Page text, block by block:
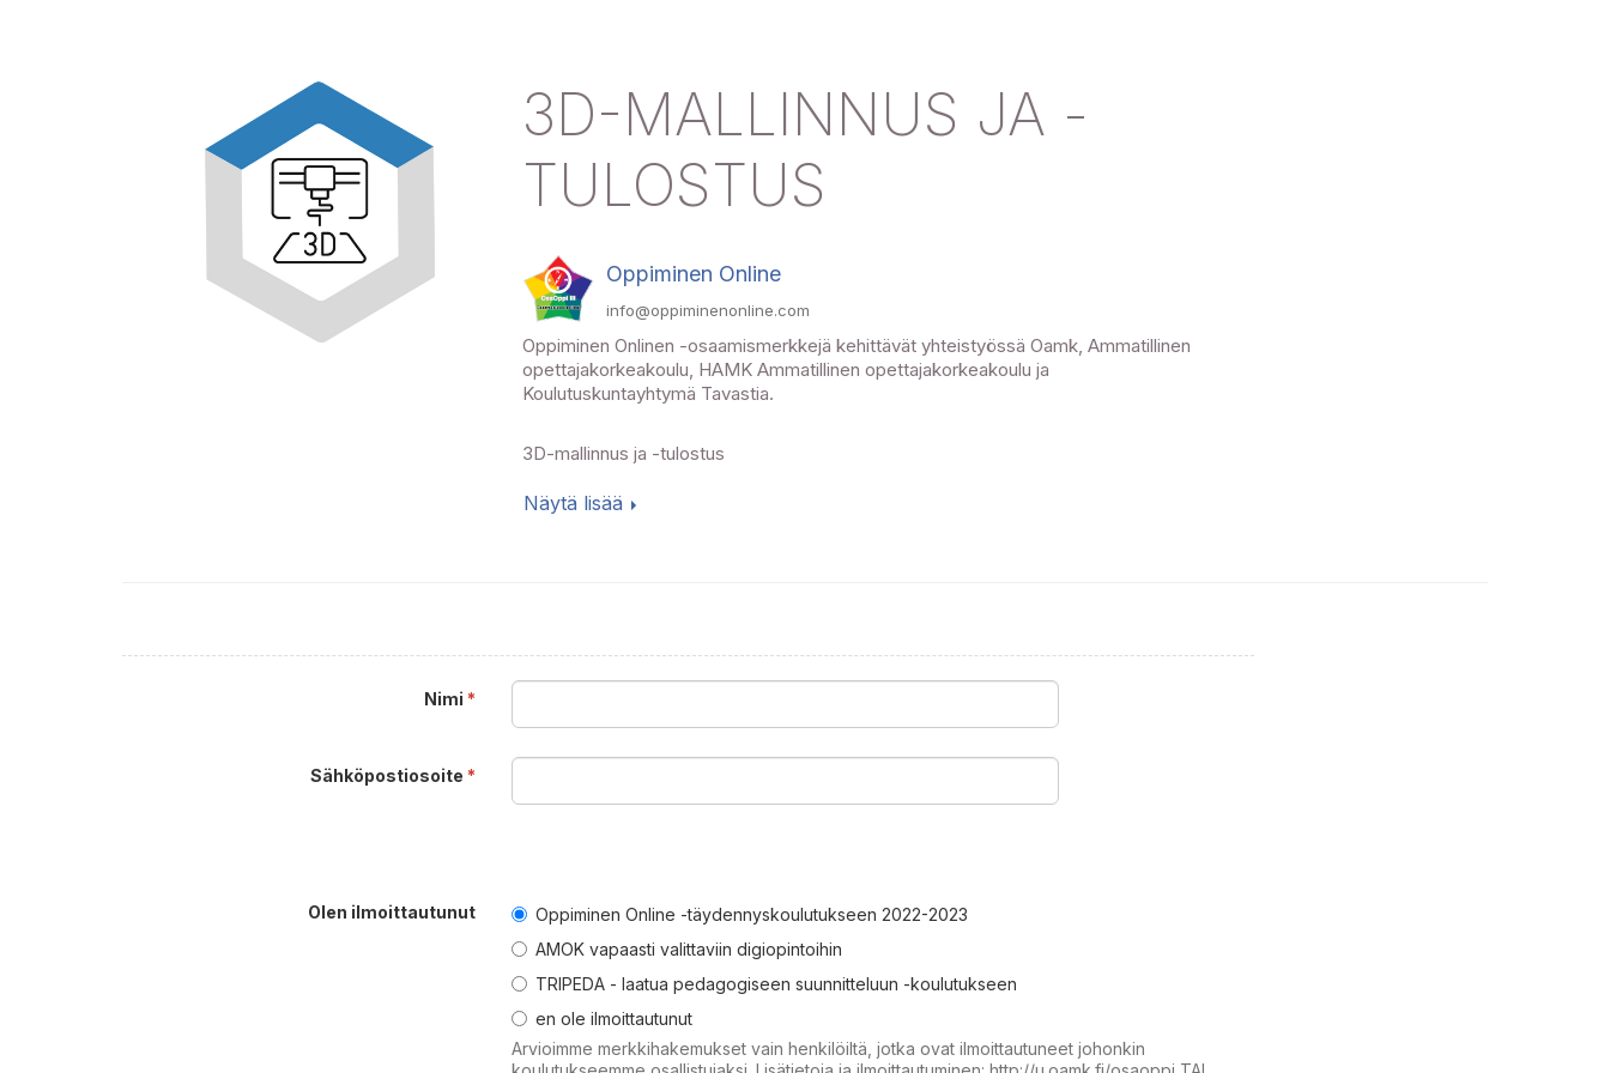
3D-MALLINNUS JA -
TULOSTUS
Oppiminen Online
info@oppiminenonline.com
Oppiminen Onlinen -osaamismerkkejä kehittävät yhteistyössä Oamk, Ammatillinen
opettajakorkeakoulu, HAMK Ammatillinen opettajakorkeakoulu ja
Koulutuskuntayhtymä Tavastia.
3D-mallinnus ja -tulostus
Näytä lisää
Nimi *
Sähköpostiosoite *
Olen ilmoittautunut
Oppiminen Online -täydennyskoulutukseen 2022-2023
AMOK vapaasti valittaviin digiopintoihin
TRIPEDA - laatua pedagogiseen suunnitteluun -koulutukseen
en ole ilmoittautunut
Arvioimme merkkihakemukset vain henkilöiltä, jotka ovat ilmoittautuneet johonkin